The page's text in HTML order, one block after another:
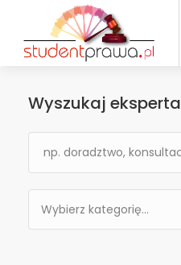
Wyszukaj eksperta
Wybierz kategorię…